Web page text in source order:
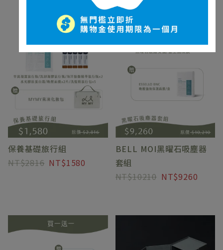
保養基礎旅行組
2816
1580
BELL MOI黑曜石吸塵器
套組
10210
9260